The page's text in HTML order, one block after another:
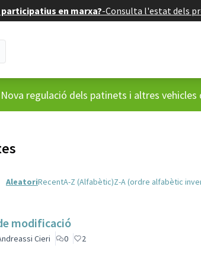
en marxa?-Consulta l'estat dels
Nova regulació dels patinets i altres
AleatoriRecentA-Z (Alfabètic)Z-A (ordre alfabètic
modificació
Cieri 0 2